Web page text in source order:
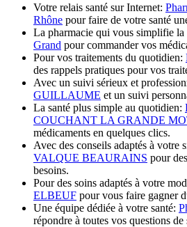
Votre relais santé sur Internet:
Rhône pour faire de votre santé
La pharmacie qui vous simplifie la
Grand pour commander vos
Pour vos traitements du quotidien:
des rappels pratiques pour vos
Avec un suivi sérieux et
GUILLAUME et un suivi
La santé plus simple au quotidien:
COUCHANT LA GRANDE
médicaments en quelques clics.
Avec des conseils adaptés à votre
VALQUE BEAURAINS pour
besoins.
Pour des soins adaptés à votre
ELBEUF pour vous faire gagner
Une équipe dédiée à votre santé:
répondre à toutes vos questions de